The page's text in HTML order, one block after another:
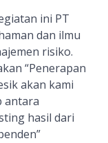
ini PT
dan ilmu
risiko.
“Penerapan
akan kami
antara
hasil dari